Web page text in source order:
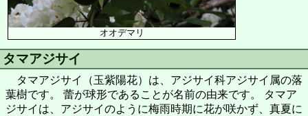
オオデマリ
タマアジサイ
タマアジサイ（玉紫陽花）は、アジサイ科アジサイ属の落
葉樹です。 蕾が球形であることが名前の由来です。 タマア
ジサイは、アジサイのように梅雨時期に花が咲かず、真夏に